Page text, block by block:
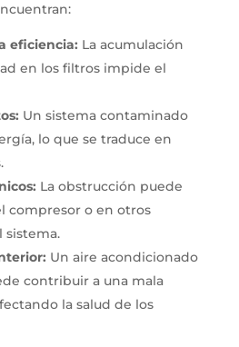
eficiencia: La acumulación
en los filtros impide el
Un sistema contaminado
lo que se traduce en
La obstrucción puede
compresor o en otros
sistema.
Un aire acondicionado
contribuir a una mala
la salud de los